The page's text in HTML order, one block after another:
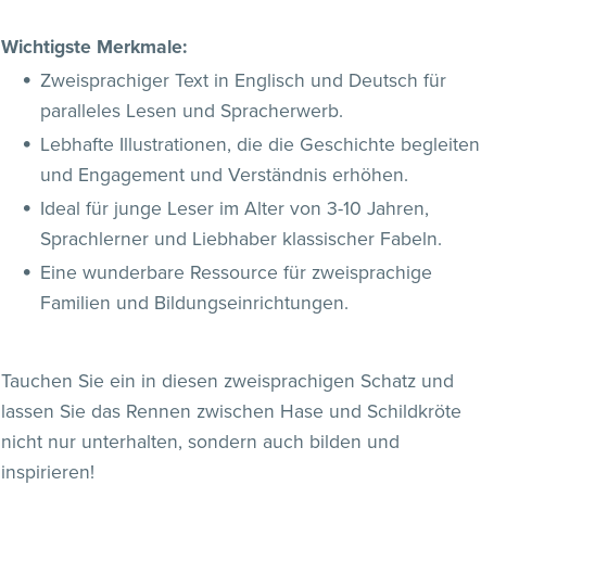
Wichtigste Merkmale:
Zweisprachiger Text in Englisch und Deutsch für
paralleles Lesen und Spracherwerb.
Lebhafte Illustrationen, die die Geschichte begleiten
und Engagement und Verständnis erhöhen.
Ideal für junge Leser im Alter von 3-10 Jahren,
Sprachlerner und Liebhaber klassischer Fabeln.
Eine wunderbare Ressource für zweisprachige
Familien und Bildungseinrichtungen.
Tauchen Sie ein in diesen zweisprachigen Schatz und
lassen Sie das Rennen zwischen Hase und Schildkröte
nicht nur unterhalten, sondern auch bilden und
inspirieren!